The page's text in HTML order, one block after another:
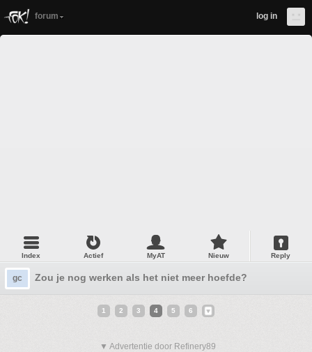
forum log in
Index Actief MyAT Nieuw Reply
gc Zou je nog werken als het niet meer hoefde?
1 2 3 4 5 6
▼ Advertentie door Refinery89